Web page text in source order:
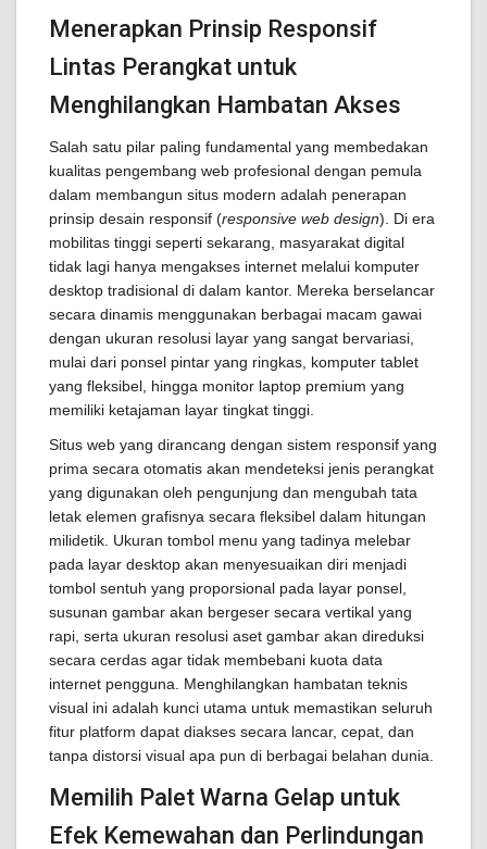
Menerapkan Prinsip Responsif
Lintas Perangkat untuk
Menghilangkan Hambatan Akses
Salah satu pilar paling fundamental yang membedakan
kualitas pengembang web profesional dengan pemula
dalam membangun situs modern adalah penerapan
prinsip desain responsif (responsive web design). Di era
mobilitas tinggi seperti sekarang, masyarakat digital
tidak lagi hanya mengakses internet melalui komputer
desktop tradisional di dalam kantor. Mereka berselancar
secara dinamis menggunakan berbagai macam gawai
dengan ukuran resolusi layar yang sangat bervariasi,
mulai dari ponsel pintar yang ringkas, komputer tablet
yang fleksibel, hingga monitor laptop premium yang
memiliki ketajaman layar tingkat tinggi.
Situs web yang dirancang dengan sistem responsif yang
prima secara otomatis akan mendeteksi jenis perangkat
yang digunakan oleh pengunjung dan mengubah tata
letak elemen grafisnya secara fleksibel dalam hitungan
milidetik. Ukuran tombol menu yang tadinya melebar
pada layar desktop akan menyesuaikan diri menjadi
tombol sentuh yang proporsional pada layar ponsel,
susunan gambar akan bergeser secara vertikal yang
rapi, serta ukuran resolusi aset gambar akan direduksi
secara cerdas agar tidak membebani kuota data
internet pengguna. Menghilangkan hambatan teknis
visual ini adalah kunci utama untuk memastikan seluruh
fitur platform dapat diakses secara lancar, cepat, dan
tanpa distorsi visual apa pun di berbagai belahan dunia.
Memilih Palet Warna Gelap untuk
Efek Kemewahan dan Perlindungan